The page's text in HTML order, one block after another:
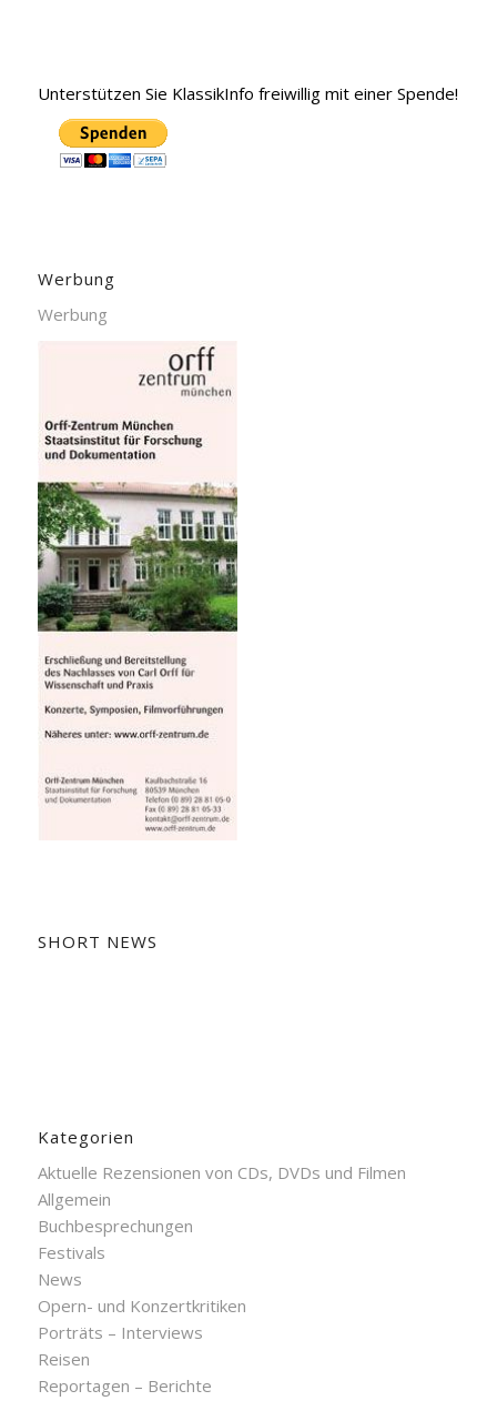
Unterstützen Sie KlassikInfo freiwillig mit einer Spende!
Werbung
Werbung
SHORT NEWS
Kategorien
Aktuelle Rezensionen von CDs, DVDs und Filmen
Allgemein
Buchbesprechungen
Festivals
News
Opern- und Konzertkritiken
Porträts – Interviews
Reisen
Reportagen – Berichte